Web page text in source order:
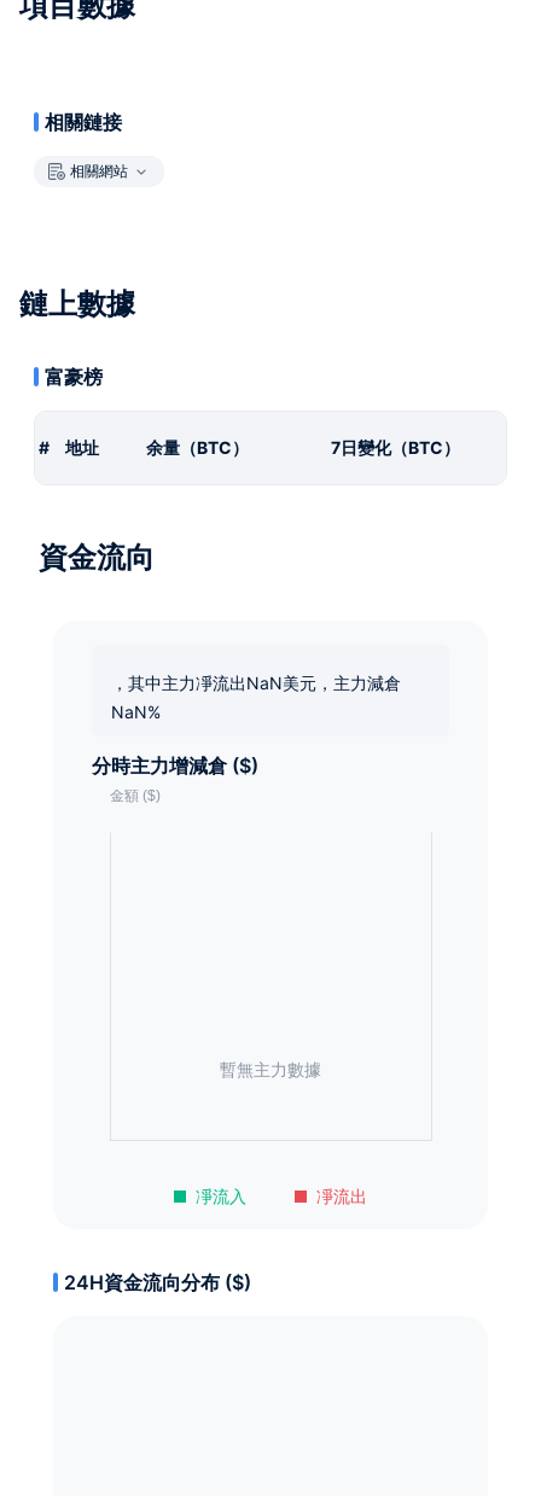
相關鏈接
相關網站
鏈上數據
富豪榜
# 地址 余量（BTC） 7日變化（BTC）
資金流向
，其中主力凈流出NaN美元，主力減倉
NaN%
分時主力增減倉 ($)
凈流入 凈流出
暫無主力數據
24H資金流向分布 ($)